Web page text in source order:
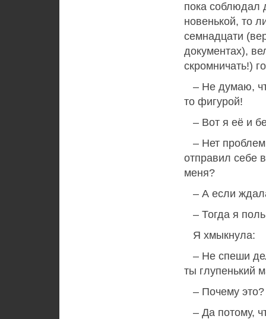
пока соблюдал
новенькой, то
семнадцати
документах),
скромничать!)
– Не думаю,
то фигурой!
– Вот я её и
– Нет
отправил себе
меня?
– А если
– Тогда я
Я хмыкнула:
– Не спеши
ты глупенький
– Почему это?
– Да потому,